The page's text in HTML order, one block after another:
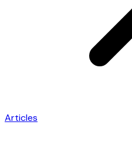
Articles